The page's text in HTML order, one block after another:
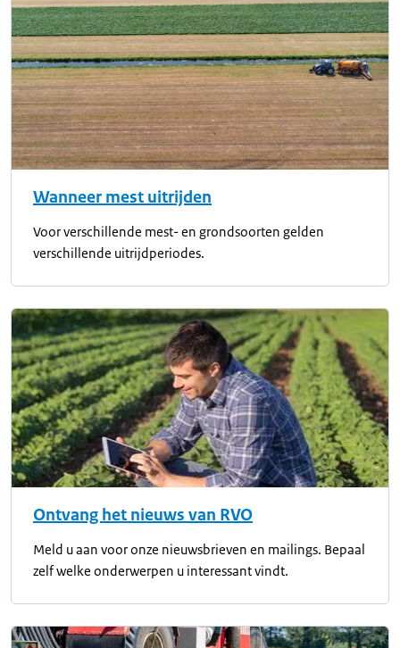
Wanneer mest uitrijden
Voor verschillende mest- en grondsoorten gelden
verschillende uitrijdperiodes.
Ontvang het nieuws van RVO
Meld u aan voor onze nieuwsbrieven en mailings. Bepaal
zelf welke onderwerpen u interessant vindt.